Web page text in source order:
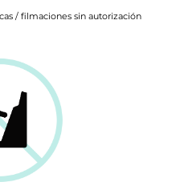
/ filmaciones sin autorización